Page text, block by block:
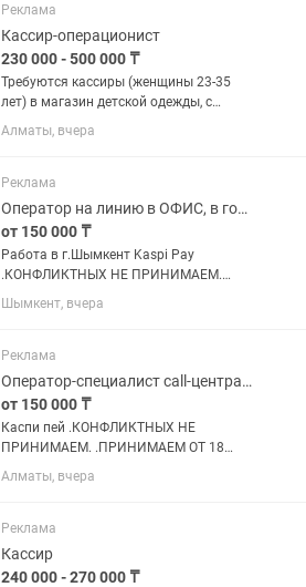
и знанием программы iiko Опыт
работы в...
Реклама
Кассир-операционист
230 000 - 500 000 ₸
Требуются кассиры (женщины 23-35
лет) в магазин детской одежды, с
опытом работы на кассе, и с умением
работать с Pos терминалами и ККМ. !
беспокоить ! График 2/1,...
Алматы, вчера
Реклама
Оператор на линию в ОФИС, в городе Шымкент
от 150 000 ₸
Работа в г.Шымкент Kaspi Pay
.КОНФЛИКТНЫХ НЕ ПРИНИМАЕМ.
.ПРИНИМАЕМ ОТ 18 ЛЕТ. .СТУДЕНТОВ,
ЗАОЧНИКОВ НЕ ПРИНИМАЕМ. .С
ПРИНИМАЕМ. ЗНАНИЕ КАЗАХСКОГО И
РУССКОГО ЯЗЫКА. ПРОСЬБА,...
Шымкент, вчера
Реклама
Оператор-специалист call-центра КаспиПэй
от 150 000 ₸
Каспи пей .КОНФЛИКТНЫХ НЕ
ПРИНИМАЕМ. .ПРИНИМАЕМ ОТ 18
ЛЕТ. .СТУДЕНТОВ И ЗАОЧНИКОВ НЕ
ПРИНИМАЕМ. .С АРЕСТАМИ НА
МАКБУКОМ НЕ ПРИНИМАЕМ.
.ВИНДОВС ОТ 10 И ВЫШЕ..
.СКОРОСТЬ...
Алматы, вчера
Реклама
Кассир
240 000 - 270 000 ₸